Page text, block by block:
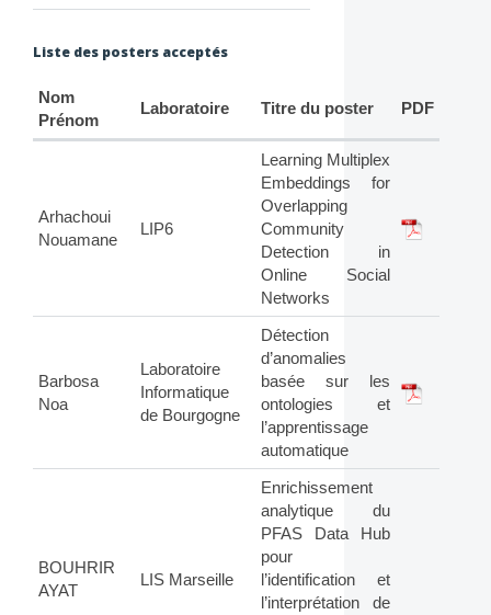
Liste des posters acceptés
Nom
Prénom
Laboratoire Titre du poster PDF
Arhachoui
Nouamane
LIP6
Learning Multiplex
Embeddings for
Overlapping
Community
Detection in
Online Social
Networks
Barbosa
Noa
Laboratoire
Informatique
de Bourgogne
Détection
d’anomalies
basée sur les
ontologies et
l’apprentissage
automatique
BOUHRIR
AYAT
LIS Marseille
Enrichissement
analytique du
PFAS Data Hub
pour
l’identification et
l’interprétation de